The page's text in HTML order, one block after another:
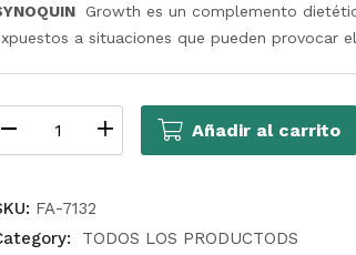
Growth es un complemento
a situaciones que pueden provocar
Añadir al carrito
FA-7132
TODOS LOS PRODUCTODS